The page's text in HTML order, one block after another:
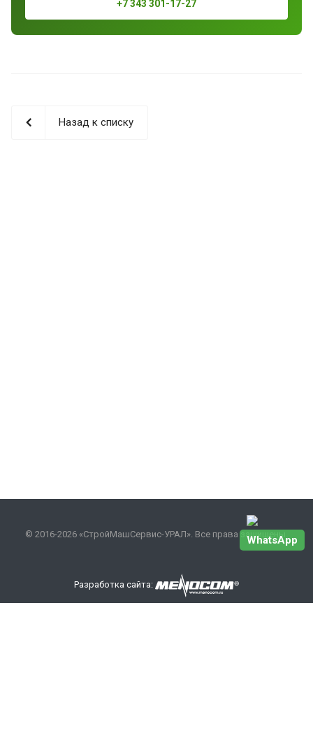
+7 343 301-17-27
Назад к списку
© 2016-2026 «СтройМашСервис-УРАЛ». Все права защищены.
Разработка сайта:
WhatsApp